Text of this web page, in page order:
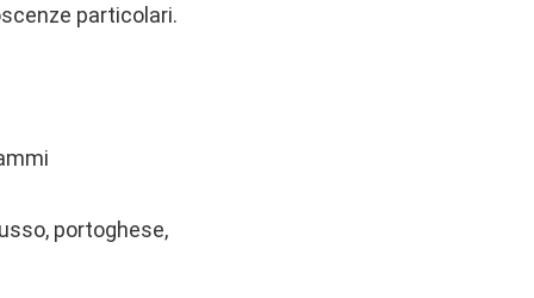
particolari.
portoghese,